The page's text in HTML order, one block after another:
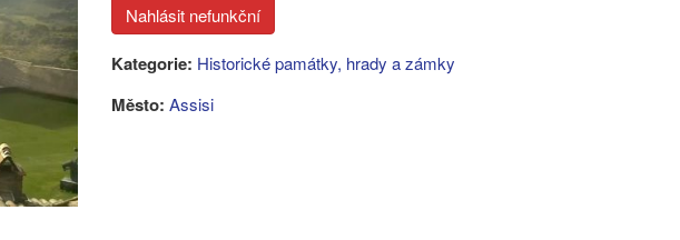
Kategorie: Historické památky, hrady a zámky
Město: Assisi